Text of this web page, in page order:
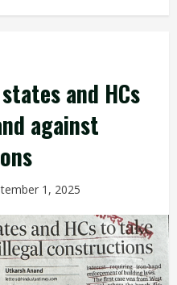
and HCs
against
1, 2025